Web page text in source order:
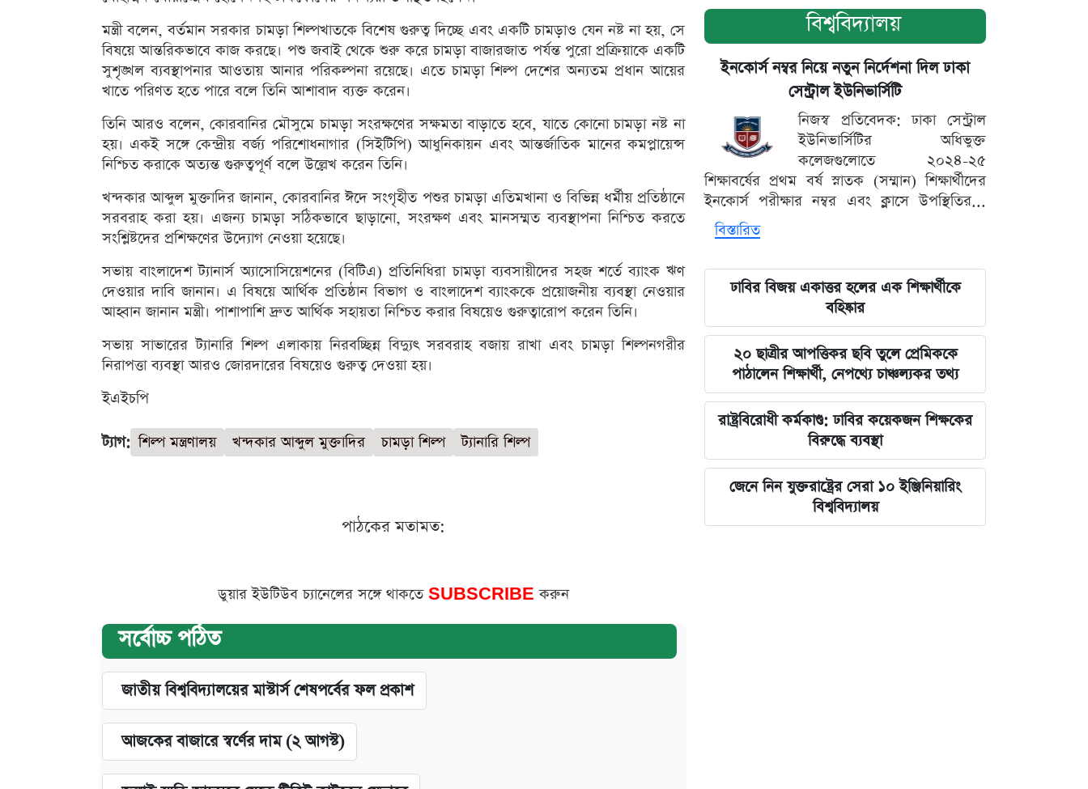
মন্ত্রী বলেন, বর্তমান সরকার চামড়া শিল্পখাতকে বিশেষ গুরুত্ব দিচ্ছে এবং একটি চামড়াও যেন নষ্ট না হয়, সে
বিষয়ে আন্তরিকভাবে কাজ করছে। পশু জবাই থেকে শুরু করে চামড়া বাজারজাত পর্যন্ত পুরো প্রক্রিয়াকে একটি
সুশৃঙ্খল ব্যবস্থাপনার আওতায় আনার পরিকল্পনা রয়েছে। এতে চামড়া শিল্প দেশের অন্যতম প্রধান আয়ের
খাতে পরিণত হতে পারে বলে তিনি আশাবাদ ব্যক্ত করেন।
তিনি আরও বলেন, কোরবানির মৌসুমে চামড়া সংরক্ষণের সক্ষমতা বাড়াতে হবে, যাতে কোনো চামড়া নষ্ট না
হয়। একই সঙ্গে কেন্দ্রীয় বর্জ্য পরিশোধনাগার (সিইটিপি) আধুনিকায়ন এবং আন্তর্জাতিক মানের কমপ্লায়েন্স
নিশ্চিত করাকে অত্যন্ত গুরুত্বপূর্ণ বলে উল্লেখ করেন তিনি।
খন্দকার আব্দুল মুক্তাদির জানান, কোরবানির ঈদে সংগৃহীত পশুর চামড়া এতিমখানা ও বিভিন্ন ধর্মীয় প্রতিষ্ঠানে
সরবরাহ করা হয়। এজন্য চামড়া সঠিকভাবে ছাড়ানো, সংরক্ষণ এবং মানসম্মত ব্যবস্থাপনা নিশ্চিত করতে
সংশ্লিষ্টদের প্রশিক্ষণের উদ্যোগ নেওয়া হয়েছে।
সভায় বাংলাদেশ ট্যানার্স অ্যাসোসিয়েশনের (বিটিএ) প্রতিনিধিরা চামড়া ব্যবসায়ীদের সহজ শর্তে ব্যাংক ঋণ
দেওয়ার দাবি জানান। এ বিষয়ে আর্থিক প্রতিষ্ঠান বিভাগ ও বাংলাদেশ ব্যাংককে প্রয়োজনীয় ব্যবস্থা নেওয়ার
আহ্বান জানান মন্ত্রী। পাশাপাশি দ্রুত আর্থিক সহায়তা নিশ্চিত করার বিষয়েও গুরুত্বারোপ করেন তিনি।
সভায় সাভারের ট্যানারি শিল্প এলাকায় নিরবচ্ছিন্ন বিদ্যুৎ সরবরাহ বজায় রাখা এবং চামড়া শিল্পনগরীর
নিরাপত্তা ব্যবস্থা আরও জোরদারের বিষয়েও গুরুত্ব দেওয়া হয়।
ইএইচপি
ট্যাগ: শিল্প মন্ত্রণালয় খন্দকার আব্দুল মুক্তাদির চামড়া শিল্প ট্যানারি শিল্প
পাঠকের মতামত:
ডুয়ার ইউটিউব চ্যানেলের সঙ্গে থাকতে SUBSCRIBEকরুন
সর্বোচ্চ পঠিত
জাতীয় বিশ্ববিদ্যালয়ের মাস্টার্স শেষপর্বের ফল প্রকাশ
আজকের বাজারে স্বর্ণের দাম (২ আগস্ট)
বিশ্ববিদ্যালয়
ইনকোর্স নম্বর নিয়ে নতুন নির্দেশনা দিল ঢাকা
সেন্ট্রাল ইউনিভার্সিটি
নিজস্ব প্রতিবেদক: ঢাকা সেন্ট্রাল
ইউনিভার্সিটির অধিভুক্ত
কলেজগুলোতে ২০২৪-২৫
শিক্ষাবর্ষের প্রথম বর্ষ স্নাতক (সম্মান) শিক্ষার্থীদের
ইনকোর্স পরীক্ষার নম্বর এবং ক্লাসে উপস্থিতির...
বিস্তারিত
ঢাবির বিজয় একাত্তর হলের এক শিক্ষার্থীকে
বহিষ্কার
২০ ছাত্রীর আপত্তিকর ছবি তুলে প্রেমিককে
পাঠালেন শিক্ষার্থী, নেপথ্যে চাঞ্চল্যকর তথ্য
রাষ্ট্রবিরোধী কর্মকাণ্ড: ঢাবির কয়েকজন শিক্ষকের
বিরুদ্ধে ব্যবস্থা
জেনে নিন যুক্তরাষ্ট্রের সেরা ১০ ইঞ্জিনিয়ারিং
বিশ্ববিদ্যালয়